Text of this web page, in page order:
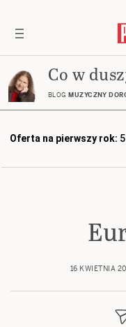
Co w
BLOG MUZYCZNY
Oferta na pierwszy rok:
16 KWIETNIA